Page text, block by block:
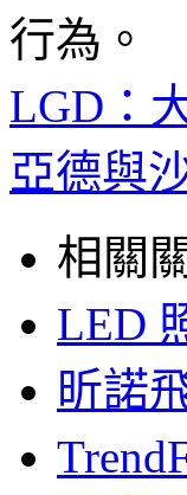
行為。
LGD：
亞德與
相關
LED
昕諾